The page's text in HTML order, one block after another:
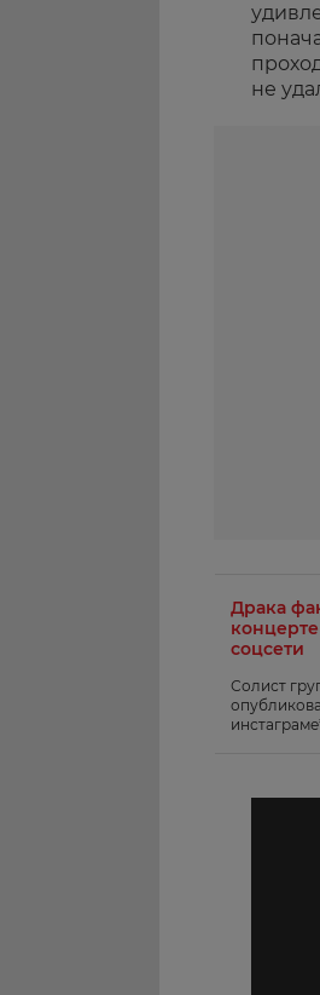
не
Драка
соцсети
Солист